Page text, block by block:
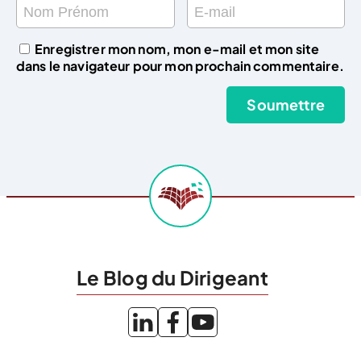
Enregistrer mon nom, mon e-mail et mon site
dans le navigateur pour mon prochain commentaire.
Le Blog du Dirigeant